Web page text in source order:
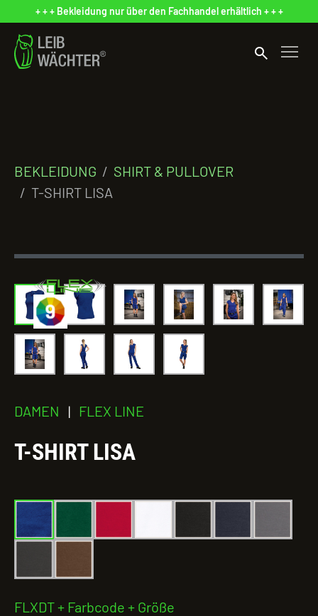
+ + + Bekleidung nur über den Fachhandel erhältlich + + +
search
BEKLEIDUNG
SHIRT & PULLOVER
T-SHIRT LISA
DAMEN | FLEX LINE
T-SHIRT LISA
FLXDT + Farbcode + Größe